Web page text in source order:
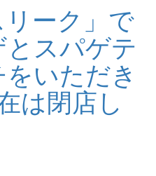
ーク」で
スパゲテ
いただき
は閉店し